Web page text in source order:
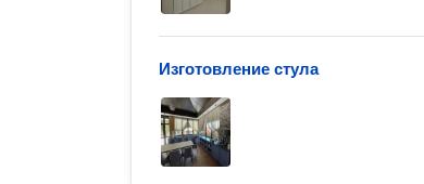
Изготовление стула